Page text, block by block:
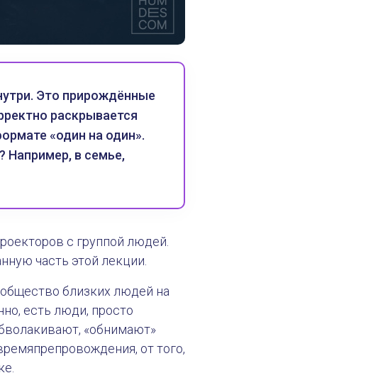
Это прирождённые
раскрывается
«один на один».
Например, в семье,
с группой людей.
часть этой лекции.
близких людей на
есть люди, просто
«обнимают»
от того,